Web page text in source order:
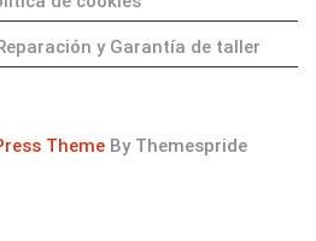
y Garantía de taller
Theme By Themespride